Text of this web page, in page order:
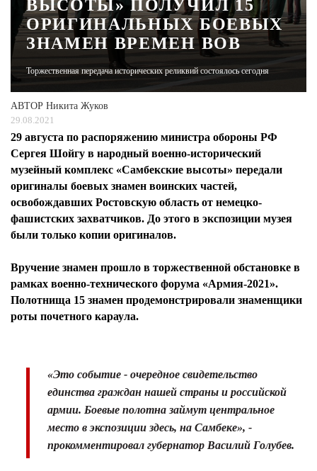
ЖУРНАЛ
ВЫСОТЫ» ПОЛУЧИЛ 15
ОРИГИНАЛЬНЫХ БОЕВЫХ
ЗНАМЕН ВРЕМЕН ВОВ
Торжественная передача исторических реликвий состоялось сегодня
АВТОР Никита Жуков
29.08.2021
29 августа по распоряжению министра обороны РФ
Сергея Шойгу в народный военно-исторический
музейный комплекс «Самбекские высоты» передали
оригиналы боевых знамен воинских частей,
освобождавших Ростовскую область от немецко-
фашистских захватчиков. До этого в экспозиции музея
были только копии оригиналов.
Вручение знамен прошло в торжественной обстановке в
рамках военно-технического форума «Армия-2021».
Полотнища 15 знамен продемонстрировали знаменщики
роты почетного караула.
«Это событие - очередное свидетельство
единства граждан нашей страны и российской
армии. Боевые полотна займут центральное
место в экспозиции здесь, на Самбеке», -
прокомментировал губернатор Василий Голубев.